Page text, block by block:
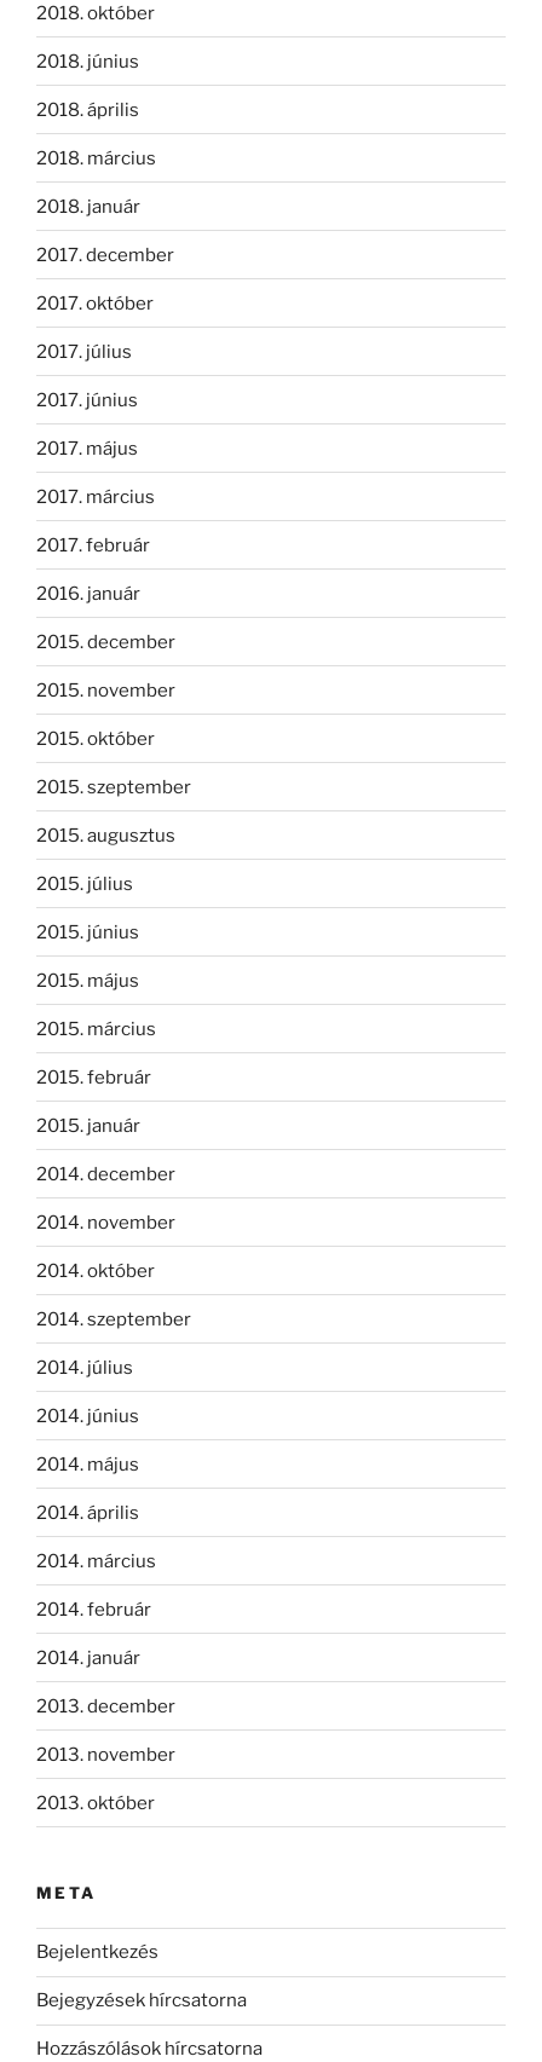
2018. október
2018. június
2018. április
2018. március
2018. január
2017. december
2017. október
2017. július
2017. június
2017. május
2017. március
2017. február
2016. január
2015. december
2015. november
2015. október
2015. szeptember
2015. augusztus
2015. július
2015. június
2015. május
2015. március
2015. február
2015. január
2014. december
2014. november
2014. október
2014. szeptember
2014. július
2014. június
2014. május
2014. április
2014. március
2014. február
2014. január
2013. december
2013. november
2013. október
META
Bejelentkezés
Bejegyzések hírcsatorna
Hozzászólások hírcsatorna